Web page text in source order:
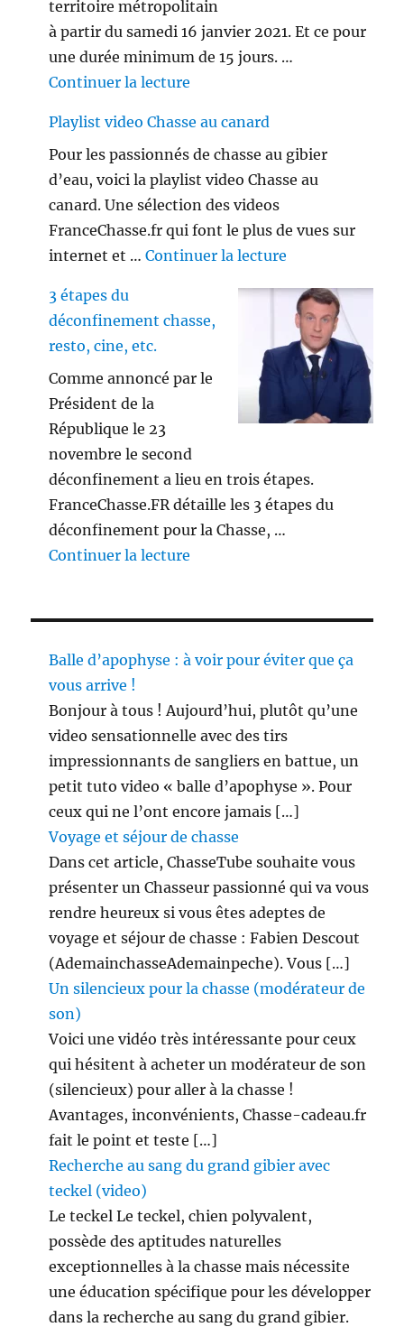
territoire métropolitain
à partir du samedi 16 janvier 2021. Et ce pour
une durée minimum de 15 jours. …
Continuer la lecture
Playlist video Chasse au canard
Pour les passionnés de chasse au gibier
d’eau, voici la playlist video Chasse au
canard. Une sélection des videos
FranceChasse.fr qui font le plus de vues sur
internet et …Continuer la lecture
3 étapes du
déconfinement chasse,
resto, cine, etc.
Comme annoncé par le
Président de la
République le 23
novembre le second
déconfinement a lieu en trois étapes.
FranceChasse.FR détaille les 3 étapes du
déconfinement pour la Chasse, …
Continuer la lecture
Balle d’apophyse : à voir pour éviter que ça
vous arrive !
Bonjour à tous ! Aujourd’hui, plutôt qu’une
video sensationnelle avec des tirs
impressionnants de sangliers en battue, un
petit tuto video « balle d’apophyse ». Pour
ceux qui ne l’ont encore jamais […]
Voyage et séjour de chasse
Dans cet article, ChasseTube souhaite vous
présenter un Chasseur passionné qui va vous
rendre heureux si vous êtes adeptes de
voyage et séjour de chasse : Fabien Descout
(AdemainchasseAdemainpeche). Vous […]
Un silencieux pour la chasse (modérateur de
son)
Voici une vidéo très intéressante pour ceux
qui hésitent à acheter un modérateur de son
(silencieux) pour aller à la chasse !
Avantages, inconvénients, Chasse-cadeau.fr
fait le point et teste […]
Recherche au sang du grand gibier avec
teckel (video)
Le teckel Le teckel, chien polyvalent,
possède des aptitudes naturelles
exceptionnelles à la chasse mais nécessite
une éducation spécifique pour les développer
dans la recherche au sang du grand gibier.